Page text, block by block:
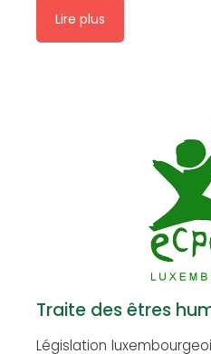
Lire plus
Traite des êtres
Législation